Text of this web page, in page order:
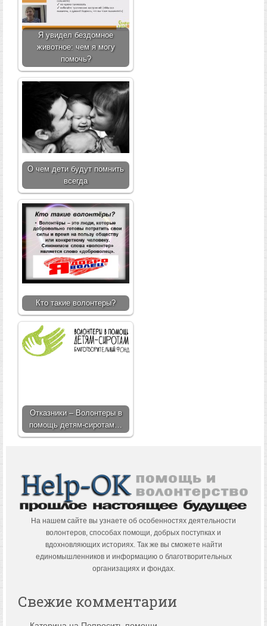
Я увидел бездомное
животное: чем я могу
помочь?
О чем дети будут помнить
всегда
Кто такие волонтеры?
Отказники – Волонтеры в
помощь детям-сиротам…
На нашем сайте вы узнаете об особенностях деятельности
волонтеров, способах помощи, добрых поступках и
вдохновляющих историях. Так же вы сможете найти
единомышленников и информацию о благотворительных
организациях и фондах.
Свежие комментарии